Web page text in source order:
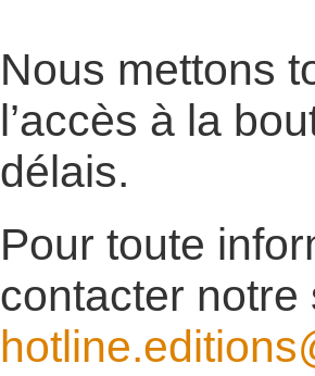
Nous mettons
l’accès à la
délais.
Pour toute
contacter